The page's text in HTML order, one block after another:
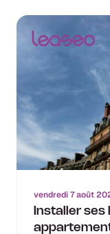
vendredi 7 août
Installer ses